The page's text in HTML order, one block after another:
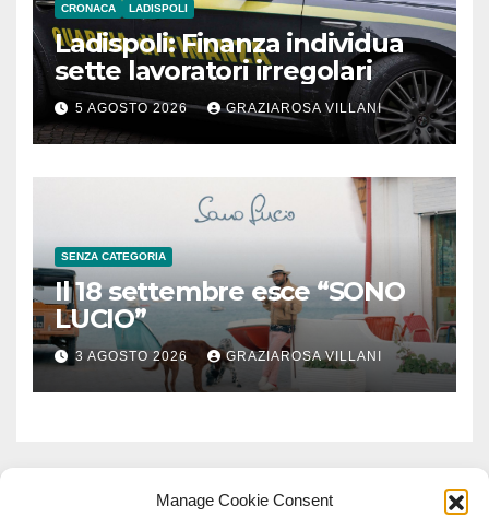
Manage Cookie Consent
CRONACA LADISPOLI
Ladispoli: Finanza individua
sette lavoratori irregolari
5 AGOSTO 2026 GRAZIAROSA VILLANI
SENZA CATEGORIA
Il 18 settembre esce “SONO
LUCIO”
3 AGOSTO 2026 GRAZIAROSA VILLANI